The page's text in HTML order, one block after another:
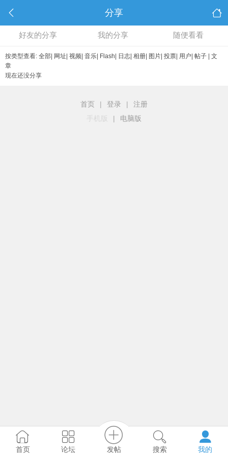
分享
好友的分享 我的分享 随便看看
按类型查看: 全部 网址 视频 音乐 Flash 日志 相册 图片 投票 用户 帖子
文
章
现在还没分享
首页 | 登录 |
注册
手机版
| 电脑版
首页 论坛 发帖 搜索 我的